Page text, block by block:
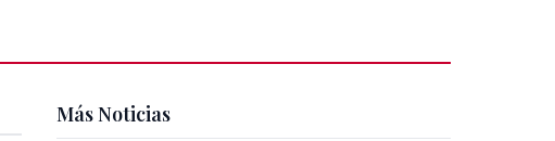
Más Noticias